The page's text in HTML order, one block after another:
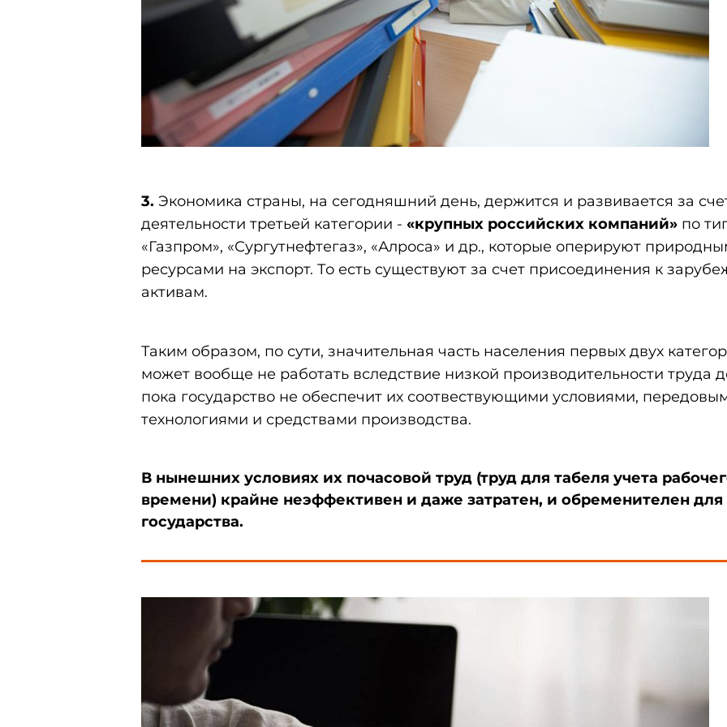
3. Экономика страны, на сегодняшний день, держится и развивается за
деятельности третьей категории - «крупных российских компаний» по
«Газпром», «Сургутнефтегаз», «Алроса» и др., которые оперируют
ресурсами на экспорт. То есть существуют за счет присоединения к
активам.
Таким образом, по сути, значительная часть населения первых двух
может вообще не работать вследствие низкой производительности труда
пока государство не обеспечит их соотвествующими условиями,
технологиями и средствами производства.
В нынешних условиях их почасовой труд (труд для табеля учета
времени) крайне неэффективен и даже затратен, и обременителен для
государства.